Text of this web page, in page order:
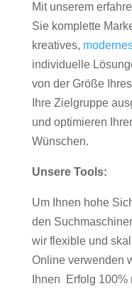
Mit unserem
Sie komplette
kreatives,
individuelle
von der Größe
Ihre Zielgruppe
und optimieren
Wünschen.
Unsere Tools:
Um Ihnen hohe
den
wir flexible und
Online verwenden
Ihnen Erfolg